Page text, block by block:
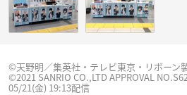
©天野明／集英社・テレビ東京・リボーン
©2021 SANRIO CO.,LTD APPROVAL
05/21(金) 19:13配信